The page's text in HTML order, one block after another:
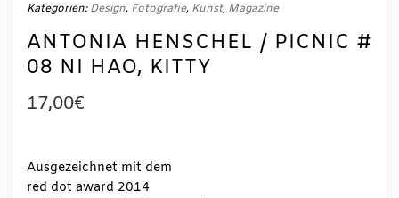
Kategorien:Design, Fotografie, Kunst, Magazine
ANTONIA HENSCHEL / PICNIC #
08 NI HAO, KITTY
17,00€
Ausgezeichnet mit dem
red dot award 2014